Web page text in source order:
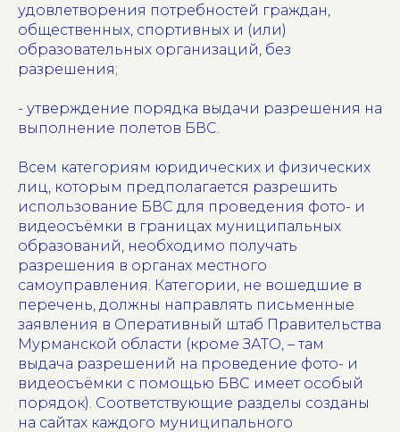
удовлетворения потребностей граждан,
общественных, спортивных и (или)
образовательных организаций, без
разрешения;
- утверждение порядка выдачи разрешения на
выполнение полетов БВС.
Всем категориям юридических и физических
лиц, которым предполагается разрешить
использование БВС для проведения фото- и
видеосъёмки в границах муниципальных
образований, необходимо получать
разрешения в органах местного
самоуправления. Категории, не вошедшие в
перечень, должны направлять письменные
заявления в Оперативный штаб Правительства
Мурманской области (кроме ЗАТО, – там
выдача разрешений на проведение фото- и
видеосъёмки с помощью БВС имеет особый
порядок). Соответствующие разделы созданы
на сайтах каждого муниципального